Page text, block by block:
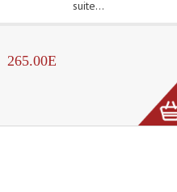
suite...
265.00E